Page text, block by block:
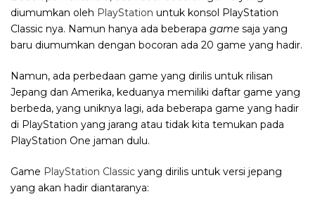
diumumkan oleh PlayStation untuk konsol PlayStation
Classic nya. Namun hanya ada beberapa game saja yang
baru diumumkan dengan bocoran ada 20 game yang hadir.
Namun, ada perbedaan game yang dirilis untuk rilisan
Jepang dan Amerika, keduanya memiliki daftar game yang
berbeda, yang uniknya lagi, ada beberapa game yang hadir
di PlayStation yang jarang atau tidak kita temukan pada
PlayStation One jaman dulu.
Game PlayStation Classic yang dirilis untuk versi jepang
yang akan hadir diantaranya: